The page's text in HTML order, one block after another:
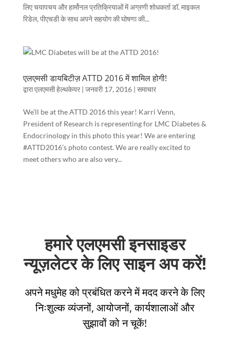
लिए चयापचय और हार्मोनल प्रतिक्रियाओं में अग्रणी शोधकर्ता डॉ. माइकल
रिडेल, पीएचडी के साथ अपने सहयोग की घोषणा की...
एलएमसी डायबिटीज़ ATTD 2016 में शामिल होगी!
द्वाराएलएमसी हेल्थकेयर| जनवरी 17, 2016| समाचार
We’ll be at the ATTD 2016 this year! Karri Venn,
President of Research is representing for LMC Diabetes &
Endocrinology in this photo this year! We are entering
#ATTD2016’s photo contest. We are really excited to
meet others who are also very...
हमारे एलएमसी इनसाइडर
न्यूज़लेटर के लिए साइन अप करें!
अपने मधुमेह को प्रबंधित करने में मदद करने के लिए
निःशुल्क व्यंजनों, आयोजनों, कार्यशालाओं और
सुझावों को न चूकें!